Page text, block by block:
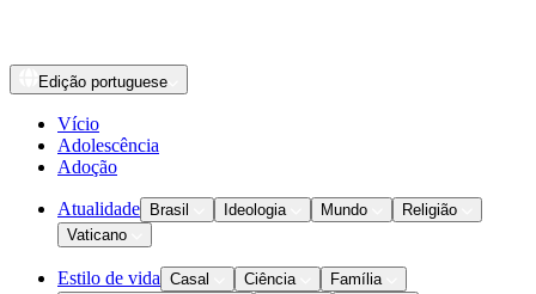
Edição portuguese
Vício
Adolescência
Adoção
Atualidade Brasil Ideologia Mundo
Religião
Vaticano
Estilo de vida Casal Ciência
Família